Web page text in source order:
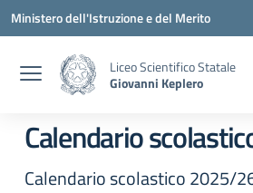
Vai ai contenuti
Vai al menu di navigazione
Vai al footer
Ministero dell'Istruzione e del Merito
Liceo Scientifico Statale
Giovanni Keplero
Calendario
Calendario scolastico 2025/